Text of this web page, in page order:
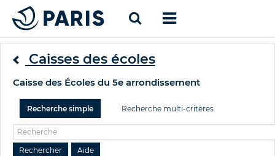
Caisses des écoles
Caisse des Écoles du 5e arrondissement
Recherche simple Recherche multi-critères